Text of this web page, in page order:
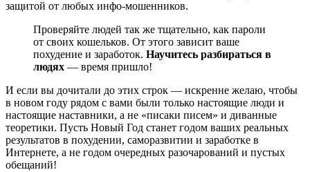
защитой от любых инфо‑мошенников.
Проверяйте людей так же тщательно, как пароли
от своих кошельков. От этого зависит ваше
похудение и заработок. Научитесь разбираться в
людях — время пришло!
И если вы дочитали до этих строк — искренне желаю, чтобы
в новом году рядом с вами были только настоящие люди и
настоящие наставники, а не «писаки писем» и диванные
теоретики. Пусть Новый Год станет годом ваших реальных
результатов в похудении, саморазвитии и заработке в
Интернете, а не годом очередных разочарований и пустых
обещаний!